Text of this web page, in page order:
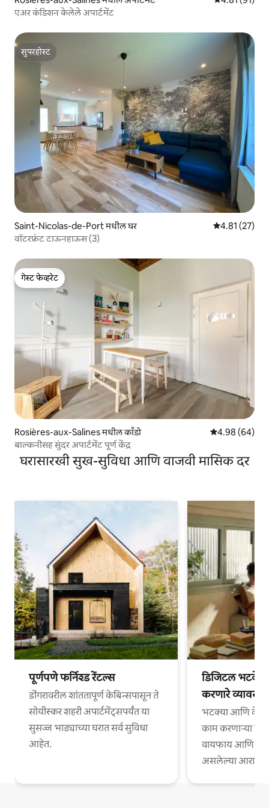
एअर कंडिशन केलेले अपार्टमेंट
सुपरहोस्ट
सुपरहोस्ट
Saint-Nicolas-de-Port मधील घर 5 पैकी 4.81
4.81 (27)
वॉटरफ्रंट टाऊनहाऊस (3)
गेस्ट फेव्हरेट
गेस्ट फेव्हरेट
Rosières-aux-Salines मधील काँडो 5 पैकी 4.98
4.98 (64)
बाल्कनीसह सुंदर अपार्टमेंट पूर्ण केंद्र
घरासारखी सुख-सुविधा आणि वाजवी मासिक दर
पूर्णपणे फर्निश्ड रेंटल्स
डोंगरावरील शांततापूर्ण केबिन्सपासून ते
सोयीस्कर शहरी अपार्टमेंट्सपर्यंत या
सुसज्ज भाड्याच्या घरात सर्व सुविधा
आहेत.
डिजिटल भटके
करणारे
भटक्या आणि
काम करणाऱ्या
वायफाय आणि
असलेल्या